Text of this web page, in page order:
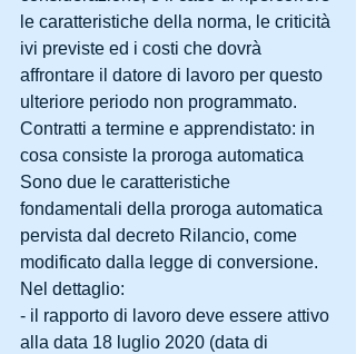
le caratteristiche della norma, le criticità
ivi previste ed i costi che dovrà
affrontare il datore di lavoro per questo
ulteriore periodo non programmato.
Contratti a termine e apprendistato: in
cosa consiste la proroga automatica
Sono due le caratteristiche
fondamentali della proroga automatica
pervista dal decreto Rilancio, come
modificato dalla legge di conversione.
Nel dettaglio:
- il rapporto di lavoro deve essere attivo
alla data 18 luglio 2020 (data di